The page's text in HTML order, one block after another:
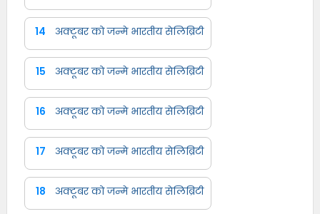
14 अक्टूबर को जन्मे भारतीय सेलिब्रिटी
15 अक्टूबर को जन्मे भारतीय सेलिब्रिटी
16 अक्टूबर को जन्मे भारतीय सेलिब्रिटी
17 अक्टूबर को जन्मे भारतीय सेलिब्रिटी
18 अक्टूबर को जन्मे भारतीय सेलिब्रिटी